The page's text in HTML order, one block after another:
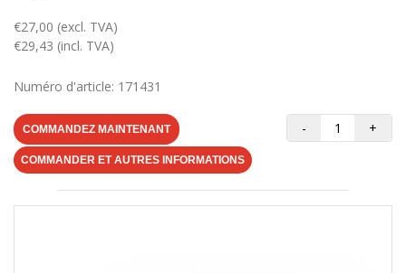
€27,00 (excl. TVA)
€29,43 (incl. TVA)
Numéro d'article: 171431
COMMANDEZ MAINTENANT - +
COMMANDER ET AUTRES INFORMATIONS